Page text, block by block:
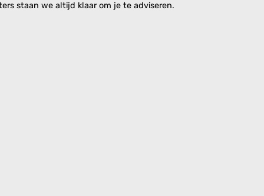
staan we altijd klaar om je te adviseren.